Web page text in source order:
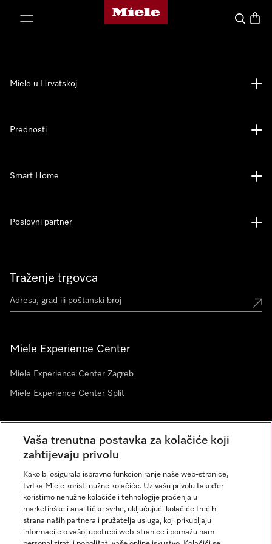
Miele početna stranica
Pretraga
Traženje trgovca
Miele Experience Center
Miele Experience Center Zagreb
Miele Experience Center Split
Newsletter
Miele u Hrvatskoj
Prednosti
Smart Home
Poslovni partner
Vaša trenutna postavka za kolačiće koji
zahtijevaju privolu
Kako bi osigurala ispravno funkcioniranje naše web-stranice,
tvrtka Miele koristi nužne kolačiće. Uz vašu privolu također
koristimo nenužne kolačiće i tehnologije praćenja u
marketinške i analitičke svrhe, uključujući kolačiće trećih
strana naših partnera i pružatelja usluga, koji prikupljaju
informacije o vašoj upotrebi web-stranice i pomažu nam